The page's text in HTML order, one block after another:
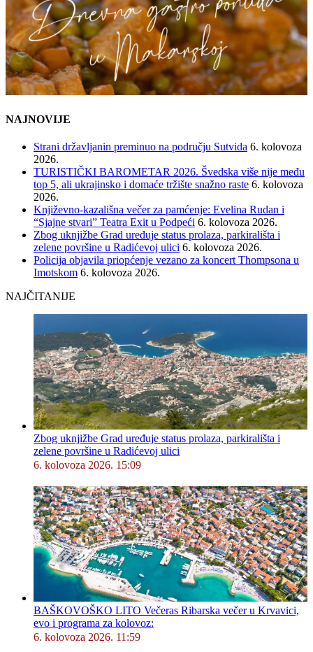
NAJNOVIJE
Strani državljanin preminuo na području Sutvida 6. kolovoza
2026.
TURISTIČKI BAROMETAR 2026. Švedska više nije među
top 5, ali ukrajinsko i domaće tržište snažno raste 6. kolovoza
2026.
Književno-kazališna večer za pamćenje: Evelina Rudan i
“Sjajne stvari” Teatra Exit u Podpeći 6. kolovoza 2026.
Zbog uknjižbe Grad uređuje status prolaza, parkirališta i
zelene površine u Radićevoj ulici 6. kolovoza 2026.
Policija objavila priopćenje vezano za koncert Thompsona u
Imotskom 6. kolovoza 2026.
NAJČITANIJE
Zbog uknjižbe Grad uređuje status prolaza, parkirališta i
zelene površine u Radićevoj ulici
6. kolovoza 2026. 15:09
BAŠKOVOŠKO LITO Večeras Ribarska večer u Krvavici,
evo i programa za kolovoz:
6. kolovoza 2026. 11:59